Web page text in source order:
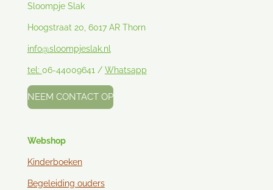
Sloompje Slak
Hoogstraat 20, 6017 AR Thorn
info@sloompjeslak.nl
tel: 06-44009641 / Whatsapp
NEEM CONTACT OP
Webshop
Kinderboeken
Begeleiding ouders